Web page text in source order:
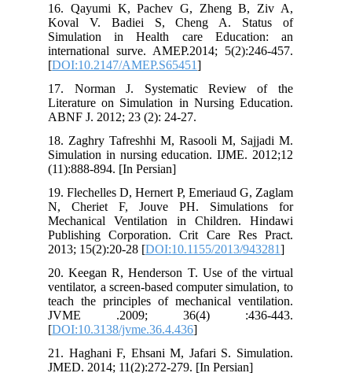
16. Qayumi K, Pachev G, Zheng B, Ziv A,
Koval V. Badiei S, Cheng A. Status of
Simulation in Health care Education: an
international surve. AMEP.2014; 5(2):246-457.
[DOI:10.2147/AMEP.S65451
17. Norman J. Systematic Review of the
Literature on Simulation in Nursing Education.
ABNF J. 2012; 23 (2): 24-27.
18. Zaghry Tafreshhi M, Rasooli M, Sajjadi M.
Simulation in nursing education. IJME. 2012;12
(11):888-894. [In Persian]
19. Flechelles D, Hernert P, Emeriaud G, Zaglam
N, Cheriet F, Jouve PH. Simulations for
Mechanical Ventilation in Children. Hindawi
Publishing Corporation. Crit Care Res Pract.
2013; 15(2):20-28 [DOI:10.1155/2013/943281
20. Keegan R, Henderson T. Use of the virtual
ventilator, a screen-based computer simulation, to
teach the principles of mechanical ventilation.
JVME .2009; 36(4) :436-443.
[DOI:10.3138/jvme.36.4.436
21. Haghani F, Ehsani M, Jafari S. Simulation.
JMED. 2014; 11(2):272-279. [In Persian]